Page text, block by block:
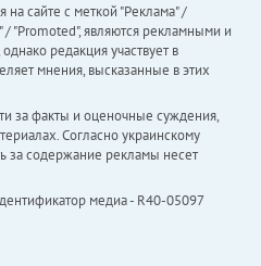
сайте с меткой "Реклама" /
"Promoted", являются рекламными и
редакция участвует в
мнения, высказанные в этих
за факты и оценочные суждения,
Согласно украинскому
за содержание рекламы несет
медиа - R40-05097